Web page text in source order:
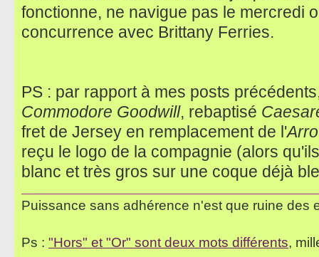
fonctionne, ne navigue pas le mercredi
concurrence avec Brittany Ferries.
PS : par rapport à mes posts
Commodore Goodwill, rebaptisé
fret de Jersey en remplacement de l'
reçu le logo de la compagnie (alors
blanc et très gros sur une coque déjà
Puissance sans adhérence n'est que ruine des
Ps : "Hors" et "Or" sont deux mots différents,